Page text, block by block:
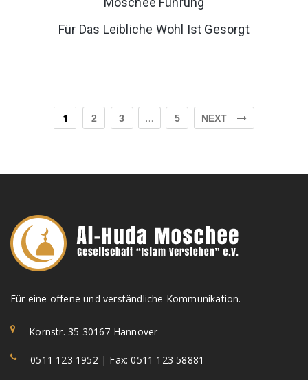
Für Das Leibliche Wohl Ist Gesorgt
1 2 3 … 5 NEXT
Für eine offene und verständliche Kommunikation.
Kornstr. 35 30167 Hannover
0511 123 1952 | Fax: 0511 123 58881